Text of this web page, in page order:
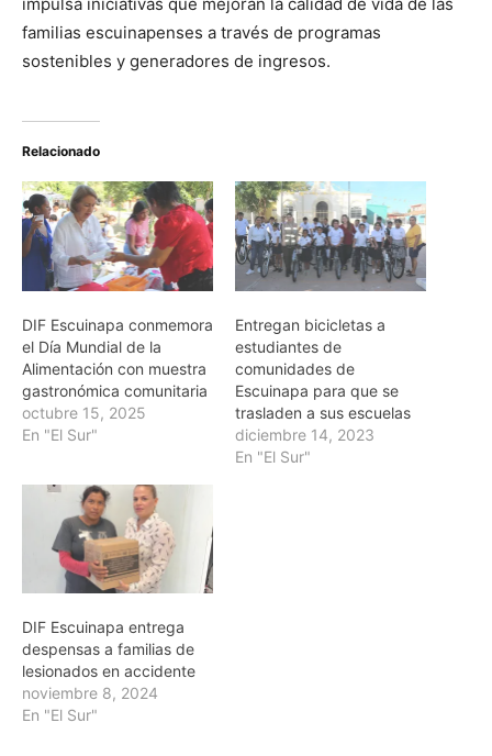
familias escuinapenses a través de programas
sostenibles y generadores de ingresos.
Relacionado
DIF Escuinapa conmemora
el Día Mundial de la
Alimentación con muestra
gastronómica comunitaria
octubre 15, 2025
En "El Sur"
Entregan bicicletas a
estudiantes de
comunidades de
Escuinapa para que se
trasladen a sus escuelas
diciembre 14, 2023
En "El Sur"
DIF Escuinapa entrega
despensas a familias de
lesionados en accidente
noviembre 8, 2024
En "El Sur"